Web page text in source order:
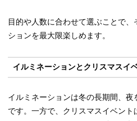
目的や人数に合わせて選ぶことで、
ションを最大限楽しめます。
イルミネーションとクリスマスイ
イルミネーションは冬の長期間、夜
です。一方で、クリスマスイベント